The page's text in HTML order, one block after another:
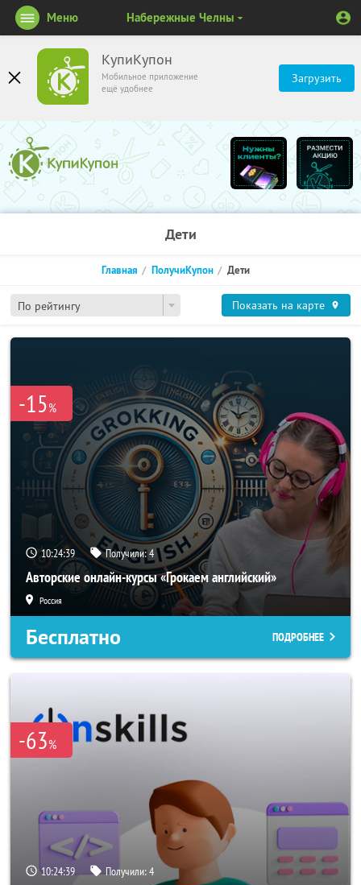
КупиКупон
Мобильное приложение
ещё удобнее
Загрузить
Меню Набережные Челны
Дети
По рейтингу
Главная ПолучиКупон Дети
Показать на карте
-15%
10:24:39 Получили:4
Авторские онлайн-курсы «Грокаем английский»
Россия
Бесплатно ПОДРОБНЕЕ
-63%
10:24:39 Получили:4